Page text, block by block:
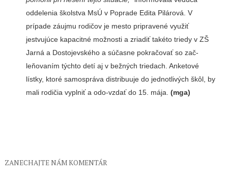
oddelenia školstva MsÚ v Poprade Edita Piláro­vá. V
prípade záujmu rodičov je mesto pripravené využiť
jestvujúce kapacitné mož­nosti a zriadiť takéto triedy v ZŠ
Jarná a Dostojevského a súčasne pokračovať so zač-
leňovaním týchto detí aj v bežných triedach. Anketové
lístky, ktoré samospráva dis­tribuuje do jednotlivých škôl, by
mali rodičia vyplniť a odo-vzdať do 15. mája. (mga)
ZANECHAJTE NÁM KOMENTÁR